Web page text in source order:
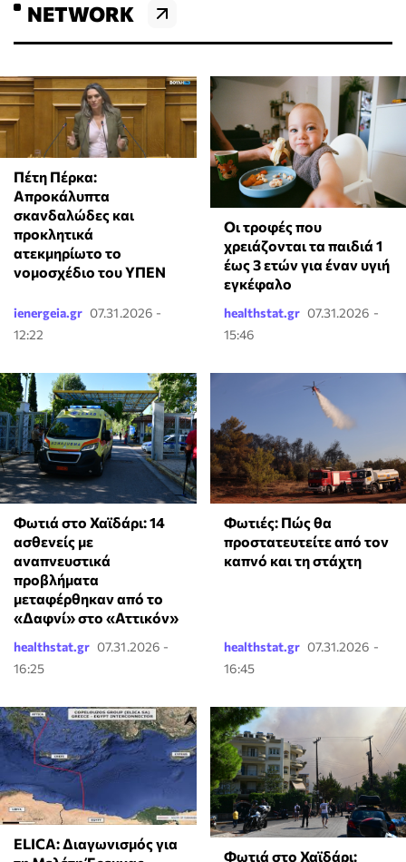
NETWORK
Πέτη Πέρκα:
Απροκάλυπτα
σκανδαλώδες και
προκλητικά
ατεκμηρίωτο το
νομοσχέδιο του ΥΠΕΝ
ienergeia.gr 07.31.2026 -
12:22
Οι τροφές που
χρειάζονται τα παιδιά 1
έως 3 ετών για έναν υγιή
εγκέφαλο
healthstat.gr 07.31.2026 -
15:46
Φωτιά στο Χαϊδάρι: 14
ασθενείς με
αναπνευστικά
προβλήματα
μεταφέρθηκαν από το
«Δαφνί» στο «Αττικόν»
healthstat.gr 07.31.2026 -
16:25
Φωτιές: Πώς θα
προστατευτείτε από τον
καπνό και τη στάχτη
healthstat.gr 07.31.2026 -
16:45
ELICA: Διαγωνισμός για
Φωτιά στο Χαϊδάρι: